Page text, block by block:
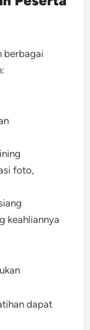
berbagai
foto,
keahliannya
dapat